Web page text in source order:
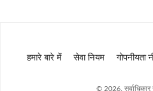
हमारे बारे में सेवा नियम गोपनीयता
© 2026. सर्वाधिकार